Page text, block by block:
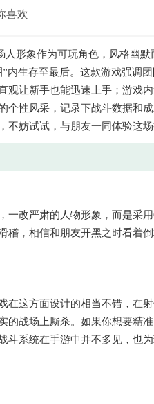
喜欢
形象作为可玩角色，风格幽
生存至最后。这款游戏强调
让新手也能迅速上手；游戏
性风采，记录下战斗数据和
妨试试，与朋友一同体验这场
改严肃的人物形象，而是采
，相信和朋友开黑之时看着
这方面设计的相当不错，在
战场上厮杀。如果你想要精
系统在手游中并不多见，也